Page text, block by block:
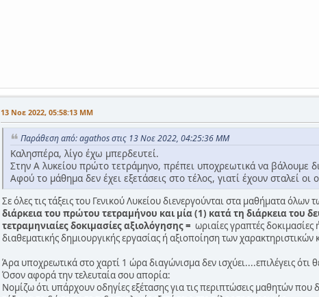
13 Νοε 2022, 05:58:13 ΜΜ
Παράθεση από: agathos στις 13 Νοε 2022, 04:25:36 ΜΜ
Καλησπέρα, λίγο έχω μπερδευτεί.
Στην Α λυκείου πρώτο τετράμηνο, πρέπει υποχρεωτικά να βάλουμε
Αφού το μάθημα δεν έχει εξετάσεις στο τέλος, γιατί έχουν σταλεί οι
Σε όλες τις τάξεις του Γενικού Λυκείου διενεργούνται στα μαθήματα όλων
διάρκεια του πρώτου τετραμήνου και μία (1) κατά τη διάρκεια του
τετραμηνιαίες δοκιμασίες αξιολόγησης = ωριαίες γραπτές
διαθεματικής δημιουργικής εργασίας ή αξιοποίηση των
Άρα υποχρεωτικά στο χαρτί 1 ώρα διαγώνισμα δεν ισχύει....επιλέγεις ότι
Όσον αφορά την τελευταία σου απορία:
Νομίζω ότι υπάρχουν οδηγίες εξέτασης για τις περιπτώσεις μαθητών